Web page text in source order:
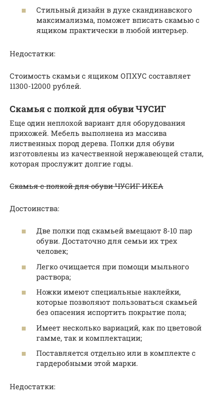
Стильный дизайн в духе скандинавского
максимализма, поможет вписать скамью с
ящиком практически в любой интерьер.
Недостатки:
Стоимость скамьи с ящиком ОПХУС составляет
11300-12000 рублей.
Скамья с полкой для обуви ЧУСИГ
Еще один неплохой вариант для оборудования
прихожей. Мебель выполнена из массива
лиственных пород дерева. Полки для обуви
изготовлены из качественной нержавеющей стали,
которая прослужит долгие годы.
Скамья с полкой для обуви ЧУСИГ ИКЕА
Достоинства:
Две полки под скамьей вмещают 8-10 пар
обуви. Достаточно для семьи их трех
человек;
Легко очищается при помощи мыльного
раствора;
Ножки имеют специальные наклейки,
которые позволяют пользоваться скамьей
без опасения испортить покрытие пола;
Имеет несколько вариаций, как по цветовой
гамме, так и комплектации;
Поставляется отдельно или в комплекте с
гардеробными этой марки.
Недостатки: